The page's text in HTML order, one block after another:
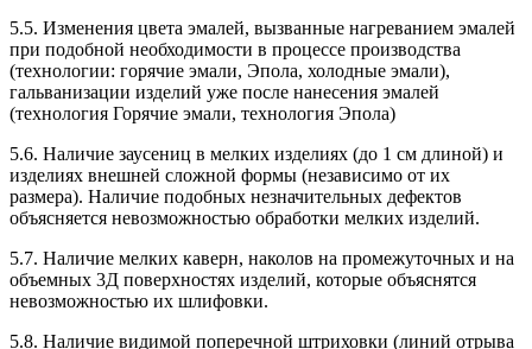
5.5. Изменения цвета эмалей, вызванные нагреванием эмалей
при подобной необходимости в процессе производства
(технологии: горячие эмали, Эпола, холодные эмали),
гальванизации изделий уже после нанесения эмалей
(технология Горячие эмали, технология Эпола)
5.6. Наличие заусениц в мелких изделиях (до 1 см длиной) и
изделиях внешней сложной формы (независимо от их
размера). Наличие подобных незначительных дефектов
объясняется невозможностью обработки мелких изделий.
5.7. Наличие мелких каверн, наколов на промежуточных и на
объемных 3Д поверхностях изделий, которые объяснятся
невозможностью их шлифовки.
5.8. Наличие видимой поперечной штриховки (линий отрыва